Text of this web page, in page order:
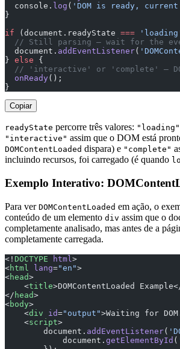
  console.
log ( 'DOM is ready,
}
if (document.readyState ===
// Still parsing — wait for the
  document.
addEventListener(
} else {
// 'interactive' or 'complete' —
  onReady
();
}
Copiar
readyState percorre três valores: "loading"
"interactive" assim que o DOM está
DOMContentLoaded dispara) e "complete"
incluindo recursos, foi carregado (é quando
Exemplo Interativo:
Para ver DOMContentLoaded em ação, o
conteúdo de um elemento div assim que o
completamente analisado, mas antes de a
completamente carregada.
<! DOCTYPE html >
<html lang="en">
<head>
    <
title>DOMContentLoaded
</ head>
<body>
    <
div id="output">Waiting for
    <
script>
        document.
addEventListener(
            document.
getElementById (